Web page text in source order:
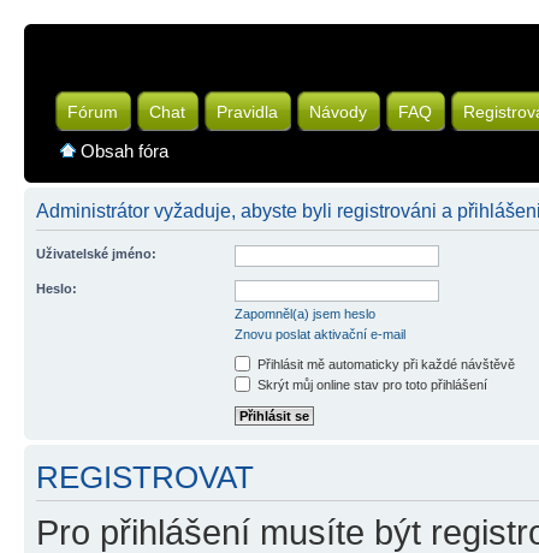
Fórum Chat Pravidla Návody FAQ
Obsah fóra
Administrátor vyžaduje, abyste byli registrováni a
Uživatelské jméno:
Heslo:
Zapomněl(a) jsem heslo
Znovu poslat aktivační e-mail
Přihlásit mě automaticky při každé návštěvě
Skrýt můj online stav pro toto přihlášení
REGISTROVAT
Pro přihlášení musíte být